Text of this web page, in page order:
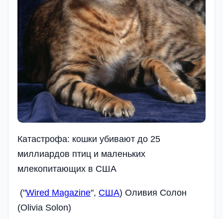
Катастрофа: кошки убивают до 25
миллиардов птиц и маленьких
млекопитающих в США
("Wired Magazine", США) Оливия Солон
(Olivia Solon)